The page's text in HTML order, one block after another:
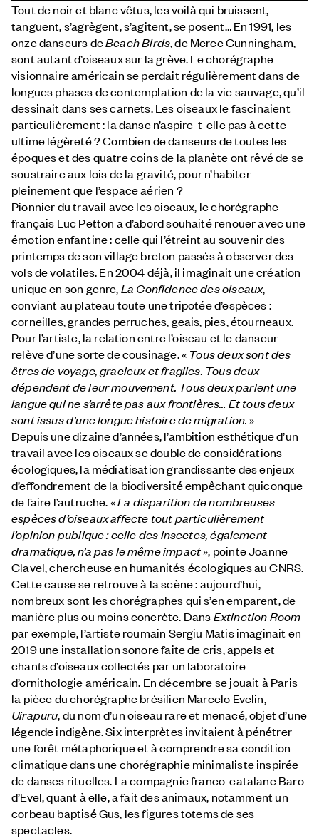
Tout de noir et blanc vêtus, les voilà qui bruissent,
tanguent, s’agrègent, s’agitent, se posent… En 1991, les
onze danseurs deBeach Birds, de Merce Cunningham,
sont autant d’oiseaux sur la grève. Le chorégraphe
visionnaire américain se perdait régulièrement dans de
longues phases de contemplation de la vie sauvage, qu’il
dessinait dans ses carnets. Les oiseaux le fascinaient
particulièrement : la danse n’aspire-t-elle pas à cette
ultime légèreté ? Combien de danseurs de toutes les
époques et des quatre coins de la planète ont rêvé de se
soustraire aux lois de la gravité, pour n’habiter
pleinement que l’espace aérien ?
Pionnier du travail avec les oiseaux, le chorégraphe
français Luc Petton a d’abord souhaité renouer avec une
émotion enfantine : celle qui l’étreint au souvenir des
printemps de son village breton passés à observer des
vols de volatiles. En 2004 déjà, il imaginait une création
unique en son genre,La Confidence des oiseaux,
conviant au plateau toute une tripotée d’espèces :
corneilles, grandes perruches, geais, pies, étourneaux.
Pour l’artiste, la relation entre l’oiseau et le danseur
relève d’une sorte de cousinage. « Tous deux sont des
êtres de voyage, gracieux et fragiles. Tous deux
dépendent de leur mouvement. Tous deux parlent une
langue qui ne s’arrête pas aux frontières… Et tous deux
sont issus d’une longue histoire de migration.»
Depuis une dizaine d’années, l’ambition esthétique d’un
travail avec les oiseaux se double de considérations
écologiques, la médiatisation grandissante des enjeux
d’effondrement de la biodiversité empêchant quiconque
de faire l’autruche. «La disparition de nombreuses
espèces d’oiseaux affecte tout particulièrement
l’opinion publique : celle des insectes, également
dramatique, n’a pas le même impact», pointe Joanne
Clavel, chercheuse en humanités écologiques au CNRS.
Cette cause se retrouve à la scène : aujourd’hui,
nombreux sont les chorégraphes qui s’en emparent, de
manière plus ou moins concrète. DansExtinction Room
par exemple, l’artiste roumain Sergiu Matis imaginait en
2019 une installation sonore faite de cris, appels et
chants d’oiseaux collectés par un laboratoire
d’ornithologie américain. En décembre se jouait à Paris
la pièce du chorégraphe brésilien Marcelo Evelin,
Uirapuru, du nom d’un oiseau rare et menacé, objet d’une
légende indigène. Six interprètes invitaient à pénétrer
une forêt métaphorique et à comprendre sa condition
climatique dans une chorégraphie minimaliste inspirée
de danses rituelles. La compagnie franco-catalane Baro
d’Evel, quant à elle, a fait des animaux, notamment un
corbeau baptisé Gus, les figures totems de ses
spectacles.